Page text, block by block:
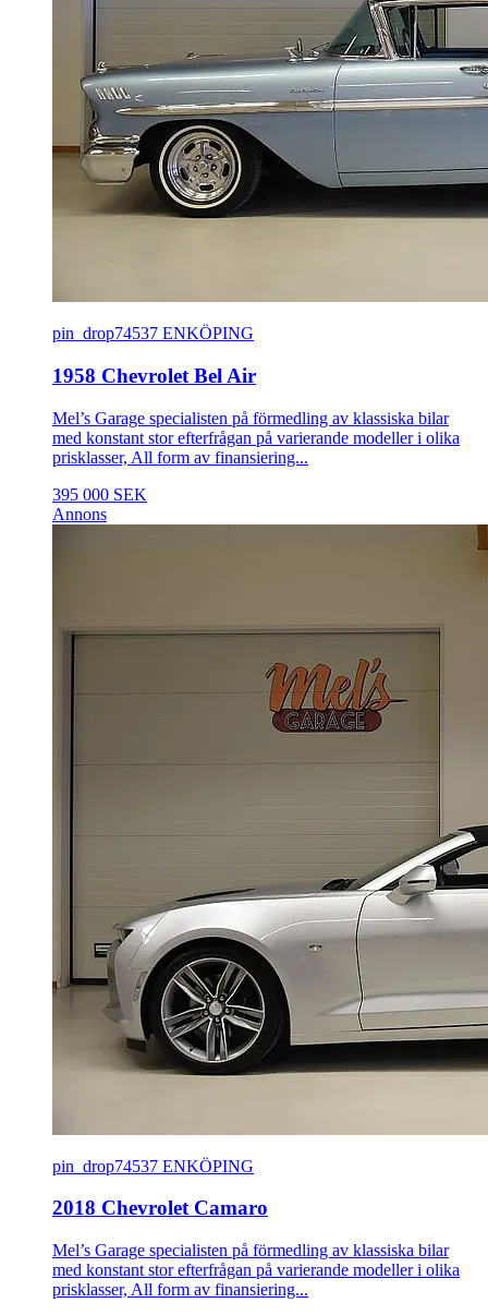
pin_drop74537 ENKÖPING
1958 Chevrolet Bel Air
Mel’s Garage specialisten på förmedling av klassiska bilar
med konstant stor efterfrågan på varierande modeller i olika
prisklasser, All form av finansiering...
395 000 SEK
Annons
pin_drop74537 ENKÖPING
2018 Chevrolet Camaro
Mel’s Garage specialisten på förmedling av klassiska bilar
med konstant stor efterfrågan på varierande modeller i olika
prisklasser, All form av finansiering...